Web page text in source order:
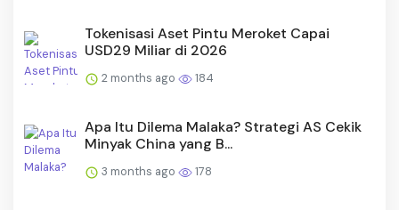
Tokenisasi Aset Pintu Meroket Capai
USD29 Miliar di 2026
2 months ago 184
Apa Itu Dilema Malaka? Strategi AS Cekik
Minyak China yang B...
3 months ago 178